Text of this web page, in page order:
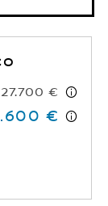
27.700 €
€